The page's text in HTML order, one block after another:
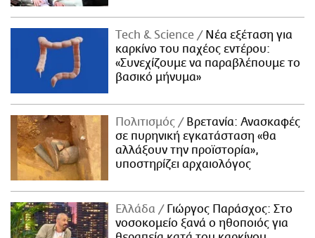
Τech & Science
Νέα εξέταση για
καρκίνο του παχέος εντέρου:
«Συνεχίζουμε να παραβλέπουμε το
βασικό μήνυμα»
Πολιτισμός
Βρετανία: Ανασκαφές
σε πυρηνική εγκατάσταση «θα
αλλάξουν την προϊστορία»,
υποστηρίζει αρχαιολόγος
Ελλάδα
Γιώργος Παράσχος: Στο
νοσοκομείο ξανά ο ηθοποιός για